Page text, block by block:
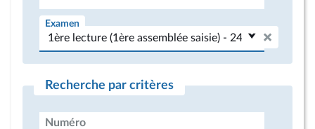
Examen
Recherche par critères
Numéro